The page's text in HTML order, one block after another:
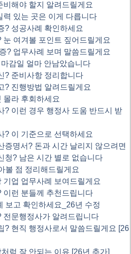
비해야 할지 알려드릴게요
력 있는 곳은 이게 다릅니다
? 성공사례 확인하세요
눈 여겨볼 포인트 짚어드릴게요
? 업무사례 보며 말씀드릴게요
감일 얼마 안남았습니다
? 준비사항 정리합니다
? 진행방법 알려드릴게요
몰라 후회하세요
? 이런 경우 행정사 도움 반드시 받
? 이 기준으로 선택하세요
증명서? 돈과 시간 날리지 않으려면
청? 남은 시간 별로 없습니다
볼 점 정리해드릴게요
기업 업무사례 보여드릴게요
이런 분들께 추천드립니다
보고 확인하세요_26년 수정
전문행정사가 알려드립니다
? 현직 행정사로서 말씀드릴게요 [26
럼 잘 안되는 이유 [26년 추가]